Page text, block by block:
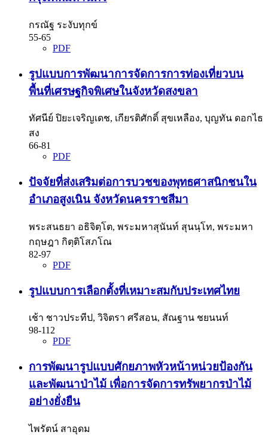
กรณัฐ ระงับทุกข์
55-65
PDF
รูปแบบการพัฒนาการจัดการการท่องเที่ยวบน
พื้นที่เศรษฐกิจพิเศษในจังหวัดสงขลา
ทัศนีย์ ปิยะเจริญเดช, เกียรติศักดิ์ สุขเหลือง, บุญทัน ดอกไธ
สง
66-81
PDF
ปัจจัยที่ส่งเสริมต่อการบวชของพุทธศาสนิกชนใน
อำเภอสูงเนิน จังหวัดนครราชสีมา
พระสนธยา อธิจิตฺโต, พระมหาสุนันท์ สุนนฺโท, พระมหา
กฤษฎา กิตฺติโสภโณ
82-97
PDF
รูปแบบการเลือกตั้งที่เหมาะสมกับประเทศไทย
เช้า ชาวประทีป, วิจิตรา ศรีสอน, สัณฐาน ชยนนท์
98-112
PDF
การพัฒนารูปแบบศักยภาพหัวหน้าหน่วยป้องกัน
และพัฒนาป่าไม้ เพื่อการจัดการทรัพยากรป่าไม้
อย่างยั่งยืน
ไพรัตน์ สาอุดม